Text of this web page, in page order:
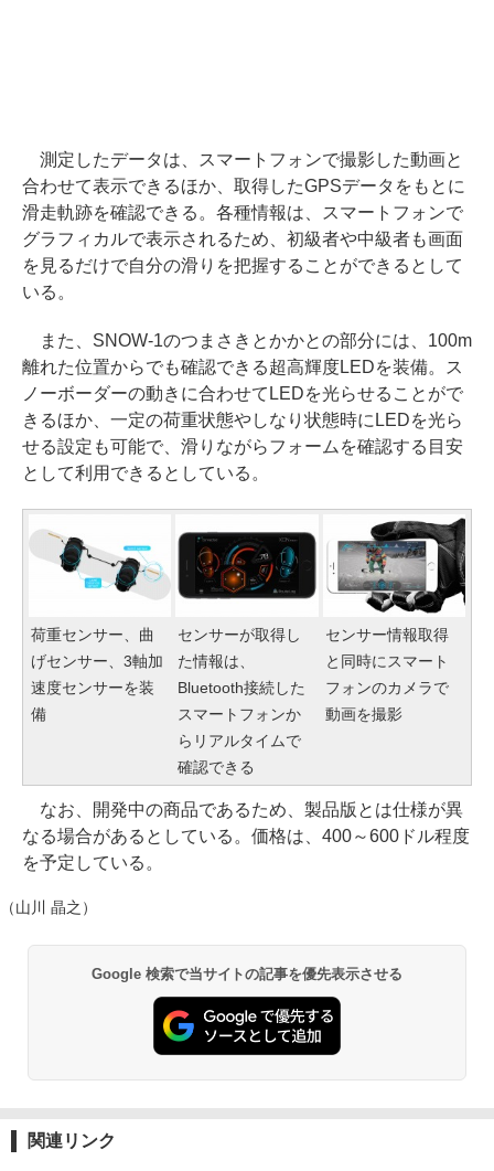
測定したデータは、スマートフォンで撮影した動画と
合わせて表示できるほか、取得したGPSデータをもとに
滑走軌跡を確認できる。各種情報は、スマートフォンで
グラフィカルで表示されるため、初級者や中級者も画面
を見るだけで自分の滑りを把握することができるとして
いる。
また、SNOW-1のつまさきとかかとの部分には、100m
離れた位置からでも確認できる超高輝度LEDを装備。ス
ノーボーダーの動きに合わせてLEDを光らせることがで
きるほか、一定の荷重状態やしなり状態時にLEDを光ら
せる設定も可能で、滑りながらフォームを確認する目安
として利用できるとしている。
荷重センサー、曲
げセンサー、3軸加
速度センサーを装
備
センサーが取得し
た情報は、
Bluetooth接続した
スマートフォンか
らリアルタイムで
確認できる
センサー情報取得
と同時にスマート
フォンのカメラで
動画を撮影
なお、開発中の商品であるため、製品版とは仕様が異
なる場合があるとしている。価格は、400～600ドル程度
を予定している。
（山川 晶之）
Google 検索で当サイトの記事を優先表示させる
関連リンク